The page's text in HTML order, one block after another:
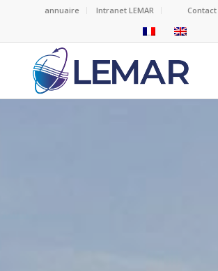
annuaire Intranet LEMAR Contact